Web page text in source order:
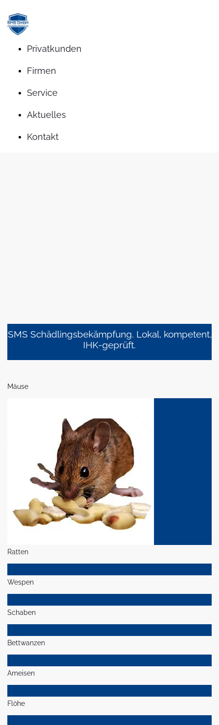
Privatkunden
Firmen
Service
Aktuelles
Kontakt
SMS Schädlingsbekämpfung. Lokal, kompetent,
IHK-geprüft.
Mäuse
Ratten
Wespen
Schaben
Bettwanzen
Ameisen
Flöhe